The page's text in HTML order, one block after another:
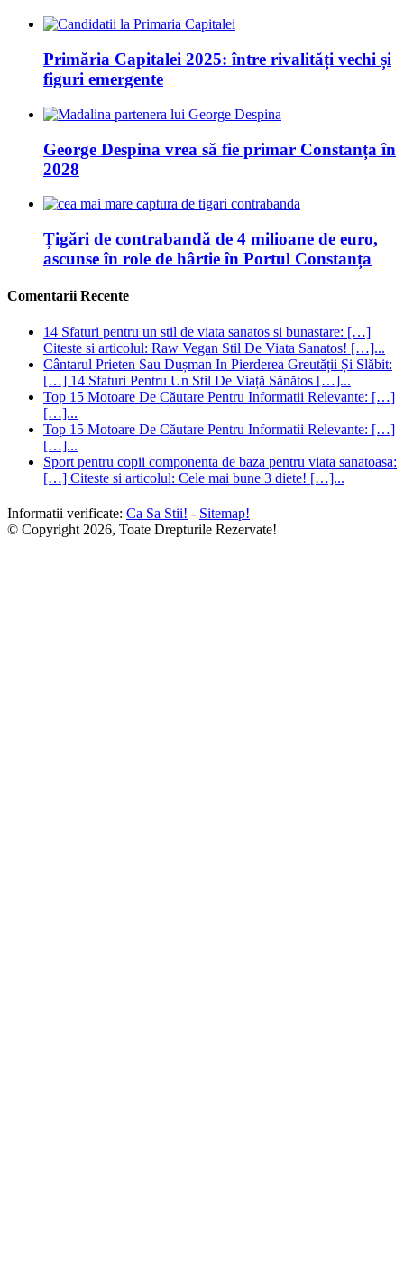
Primăria Capitalei 2025: între rivalități vechi și
figuri emergente
George Despina vrea să fie primar Constanța în
2028
Țigări de contrabandă de 4 milioane de euro,
ascunse în role de hârtie în Portul Constanța
Comentarii Recente
14 Sfaturi pentru un stil de viata sanatos si bunastare: […]
Citeste si articolul: Raw Vegan Stil De Viata Sanatos! […]...
Cântarul Prieten Sau Dușman In Pierderea Greutății Și Slăbit:
[…] 14 Sfaturi Pentru Un Stil De Viață Sănătos […]...
Top 15 Motoare De Căutare Pentru Informatii Relevante: […]
[…]...
Top 15 Motoare De Căutare Pentru Informatii Relevante: […]
[…]...
Sport pentru copii componenta de baza pentru viata sanatoasa:
[…] Citeste si articolul: Cele mai bune 3 diete! […]...
Informatii verificate: Ca Sa Stii! - Sitemap!
© Copyright 2026, Toate Drepturile Rezervate!